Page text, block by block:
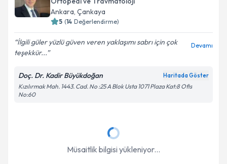
Kişisel verilerimin işlenmesine ilişkinAydınlatma
Metni
Ankara, Çankaya
5 (14 Değerlendirme)
İlgili güler yüzlü güven veren yaklaşımı sabrı için çok
teşekkür...
Devamı
Doç. Dr. Kadir Büyükdoğan Haritada Göster
Kızılırmak Mah. 1443. Cad. No :25 A Blok Usta 1071 Plaza Kat:8 Ofis
No:60
Müsaitlik bilgisi yükleniyor...